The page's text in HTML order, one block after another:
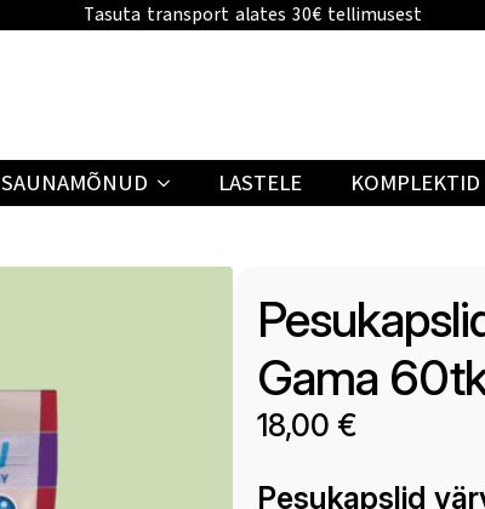
Tasuta transport alates 30€ tellimusest
SAUNAMÕNUD LASTELE KOMPLEKTID
Gama
18,00 €
Pesukapslid